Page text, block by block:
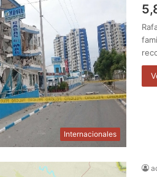
Internacionales